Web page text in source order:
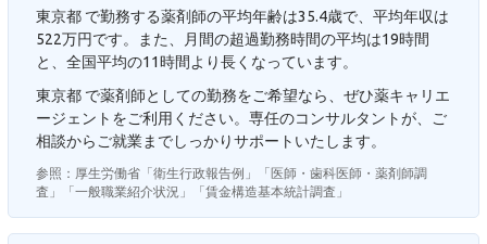
東京都 で勤務する薬剤師の平均年齢は35.4歳で、平均年収は
522万円です。また、月間の超過勤務時間の平均は19時間
と、全国平均の11時間より長くなっています。
東京都 で薬剤師としての勤務をご希望なら、ぜひ薬キャリエ
ージェントをご利用ください。専任のコンサルタントが、ご
相談からご就業までしっかりサポートいたします。
参照：厚生労働省「衛生行政報告例」「医師・歯科医師・薬剤師調
査」「一般職業紹介状況」「賃金構造基本統計調査」